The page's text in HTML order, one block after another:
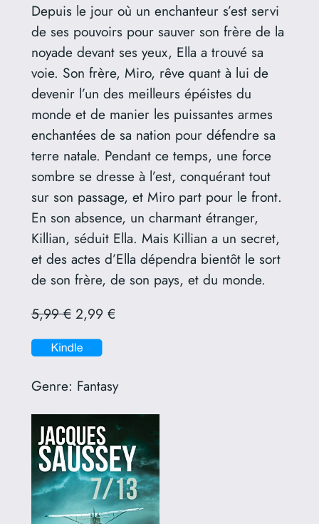
Depuis le jour où un enchanteur s’est servi
de ses pouvoirs pour sauver son frère de la
noyade devant ses yeux, Ella a trouvé sa
voie. Son frère, Miro, rêve quant à lui de
devenir l’un des meilleurs épéistes du
monde et de manier les puissantes armes
enchantées de sa nation pour défendre sa
terre natale. Pendant ce temps, une force
sombre se dresse à l’est, conquérant tout
sur son passage, et Miro part pour le front.
En son absence, un charmant étranger,
Killian, séduit Ella. Mais Killian a un secret,
et des actes d’Ella dépendra bientôt le sort
de son frère, de son pays, et du monde.
5,99 €2,99 €
Genre: Fantasy